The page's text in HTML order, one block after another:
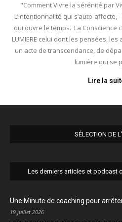
"Comment Vivre la sérénité par
L’intentionnalité qui s’auto-
qui ouvre le temps. La Conscience
LUMIERE celui dont les pensées,
un acte de transcendance, de
lumière qui se
Lire la
SÉLECTION DE
Les derniers articles et podcast
Une Minute de coaching pour
19 juillet 2026